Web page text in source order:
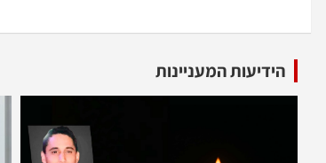
הידיעות המעניינות